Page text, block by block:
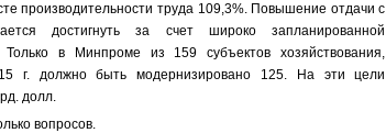
производительности труда 109,3%. Повышение отдачи с
достигнуть за счет широко запланированной
в Минпроме из 159 субъектов хозяйствования,
г. должно быть модернизировано 125. На эти цели
млрд. долл.
вопросов.